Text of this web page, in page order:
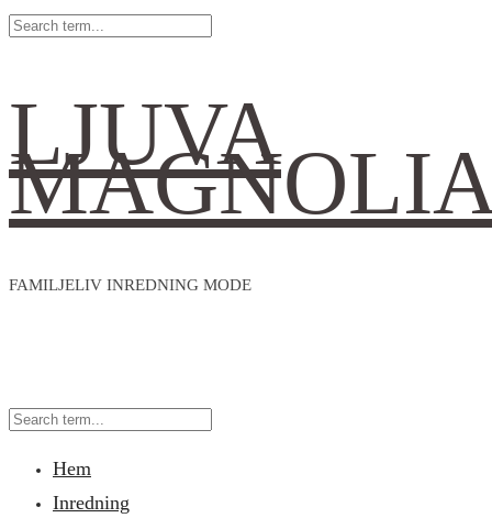
LJUVA
FAMILJELIV INREDNING MODE
Hem
Inredning